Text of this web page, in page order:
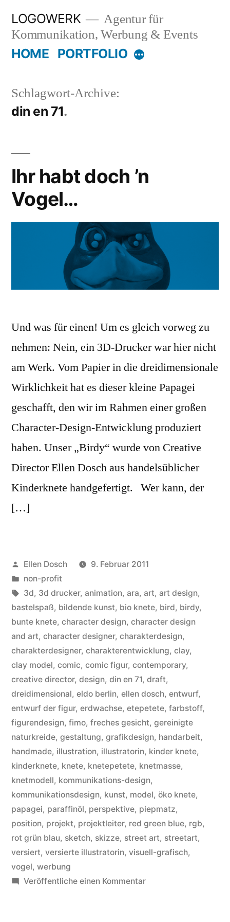
Inhalt
springen
LOGOWERK
Agentur für
Kommunikation, Werbung & Events
HOME PORTFOLIO Mehr
Schlagwort-Archive:
din en 71
Ihr habt doch ’n
Vogel…
Und was für einen! Um es gleich vorweg zu
nehmen: Nein, ein 3D-Drucker war hier nicht
am Werk. Vom Papier in die dreidimensionale
Wirklichkeit hat es dieser kleine Papagei
geschafft, den wir im Rahmen einer großen
Character-Design-Entwicklung produziert
haben. Unser „Birdy“ wurde von Creative
Director Ellen Dosch aus handelsüblicher
Kinderknete handgefertigt. Wer kann, der
[…]
Veröffentlicht
von
Ellen Dosch
9. Februar 2011
Veröffentlicht
in
non-profit
Schlagwörter:
3d, 3d drucker, animation, ara, art, art design,
bastelspaß, bildende kunst, bio knete, bird, birdy,
bunte knete, character design, character design
and art, character designer, charakterdesign,
charakterdesigner, charakterentwicklung, clay,
clay model, comic, comic figur, contemporary,
creative director, design, din en 71, draft,
dreidimensional, eldo berlin, ellen dosch, entwurf,
entwurf der figur, erdwachse, etepetete, farbstoff,
figurendesign, fimo, freches gesicht, gereinigte
naturkreide, gestaltung, grafikdesign, handarbeit,
handmade, illustration, illustratorin, kinder knete,
kinderknete, knete, knetepetete, knetmasse,
knetmodell, kommunikations-design,
kommunikationsdesign, kunst, model, öko knete,
papagei, paraffinöl, perspektive, piepmatz,
position, projekt, projektleiter, red green blue, rgb,
rot grün blau, sketch, skizze, street art, streetart,
versiert, versierte illustratorin, visuell-grafisch,
vogel, werbung
Veröffentliche einen Kommentarzu